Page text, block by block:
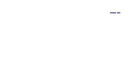
---